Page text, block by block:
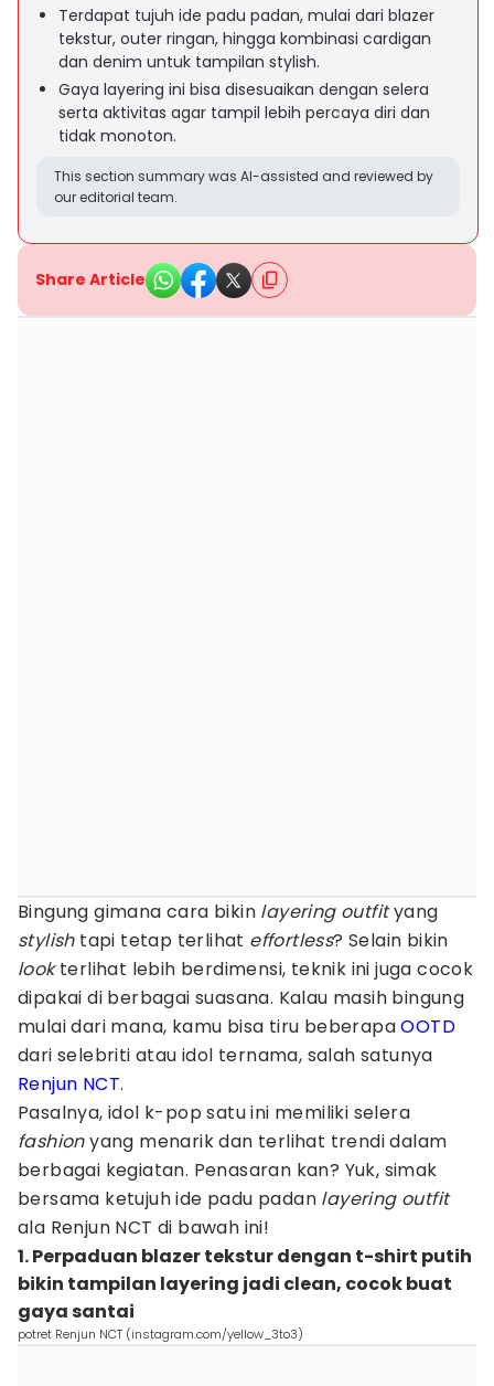
Terdapat tujuh ide padu padan, mulai dari blazer
tekstur, outer ringan, hingga kombinasi cardigan
dan denim untuk tampilan stylish.
Gaya layering ini bisa disesuaikan dengan selera
serta aktivitas agar tampil lebih percaya diri dan
tidak monoton.
This section summary was AI-assisted and reviewed by
our editorial team.
Share Article
Bingung gimana cara bikin layering outfityang
stylish tapi tetap terlihat effortless? Selain bikin
lookterlihat lebih berdimensi, teknik ini juga cocok
dipakai di berbagai suasana. Kalau masih bingung
mulai dari mana, kamu bisa tiru beberapaOOTD
dari selebriti atau idol ternama, salah satunya
Renjun NCT.
Pasalnya, idol k-pop satu ini memiliki selera
fashionyang menarik dan terlihat trendi dalam
berbagai kegiatan. Penasaran kan? Yuk, simak
bersama ketujuh ide padu padan layering outfit
ala Renjun NCT di bawah ini!
1. Perpaduan blazer tekstur dengan t-shirt putih
bikin tampilan layering jadi clean, cocok buat
gaya santai
potret Renjun NCT (instagram.com/yellow_3to3)